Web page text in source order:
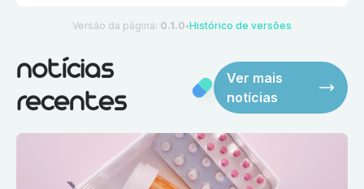
Versão da página: 0.1.0 ●Histórico de versões
notícias
recentes
Ver mais
notícias